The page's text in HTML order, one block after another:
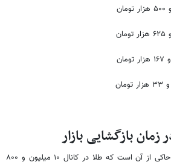
بازگشایی بازار
حاکی از آن است که طلا در کانال ۱۰ میلیون و ۸۰۰